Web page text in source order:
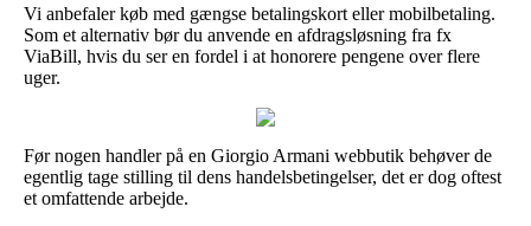
Vi anbefaler køb med gængse betalingskort eller mobilbetaling.
Som et alternativ bør du anvende en afdragsløsning fra fx
ViaBill, hvis du ser en fordel i at honorere pengene over flere
uger.
Før nogen handler på en Giorgio Armani webbutik behøver de
egentlig tage stilling til dens handelsbetingelser, det er dog oftest
et omfattende arbejde.